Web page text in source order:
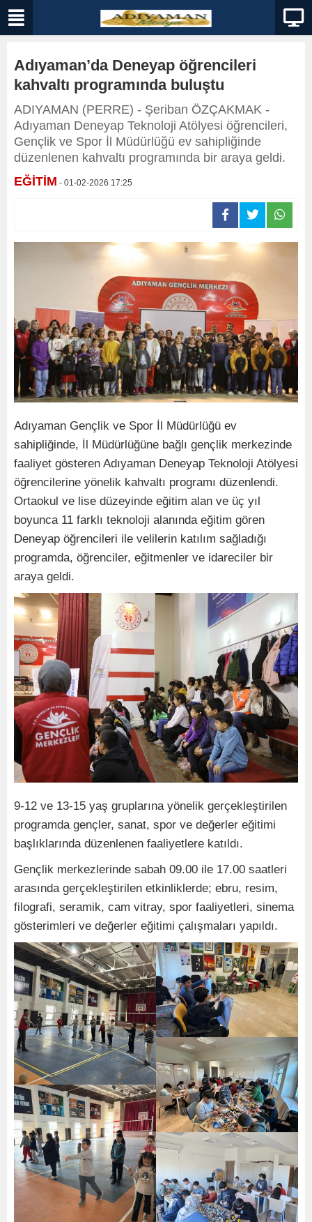
Adıyaman’da Deneyap öğrencileri
kahvaltı programında buluştu
ADIYAMAN (PERRE) - Şeriban ÖZÇAKMAK -
Adıyaman Deneyap Teknoloji Atölyesi öğrencileri,
Gençlik ve Spor İl Müdürlüğü ev sahipliğinde
düzenlenen kahvaltı programında bir araya geldi.
EĞİTİM - 01-02-2026 17:25
Adıyaman Gençlik ve Spor İl Müdürlüğü ev
sahipliğinde, İl Müdürlüğüne bağlı gençlik merkezinde
faaliyet gösteren Adıyaman Deneyap Teknoloji Atölyesi
öğrencilerine yönelik kahvaltı programı düzenlendi.
Ortaokul ve lise düzeyinde eğitim alan ve üç yıl
boyunca 11 farklı teknoloji alanında eğitim gören
Deneyap öğrencileri ile velilerin katılım sağladığı
programda, öğrenciler, eğitmenler ve idareciler bir
araya geldi.
9-12 ve 13-15 yaş gruplarına yönelik gerçekleştirilen
programda gençler, sanat, spor ve değerler eğitimi
başlıklarında düzenlenen faaliyetlere katıldı.
Gençlik merkezlerinde sabah 09.00 ile 17.00 saatleri
arasında gerçekleştirilen etkinliklerde; ebru, resim,
filografi, seramik, cam vitray, spor faaliyetleri, sinema
gösterimleri ve değerler eğitimi çalışmaları yapıldı.